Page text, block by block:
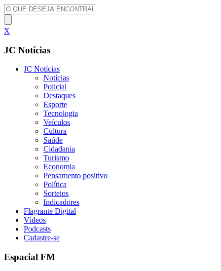
X
JC Notícias
JC Notícias
Notícias
Policial
Destaques
Esporte
Tecnologia
Veículos
Cultura
Saúde
Cidadania
Turismo
Economia
Pensamento positivo
Política
Sorteios
Indicadores
Flagrante Digital
Vídeos
Podcasts
Cadastre-se
Espacial FM